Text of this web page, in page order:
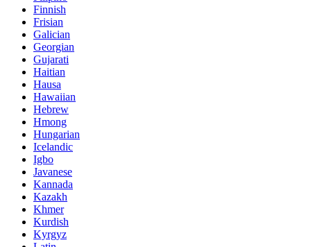
Finnish
Frisian
Galician
Georgian
Gujarati
Haitian
Hausa
Hawaiian
Hebrew
Hmong
Hungarian
Icelandic
Igbo
Javanese
Kannada
Kazakh
Khmer
Kurdish
Kyrgyz